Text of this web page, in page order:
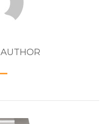
AUTHOR